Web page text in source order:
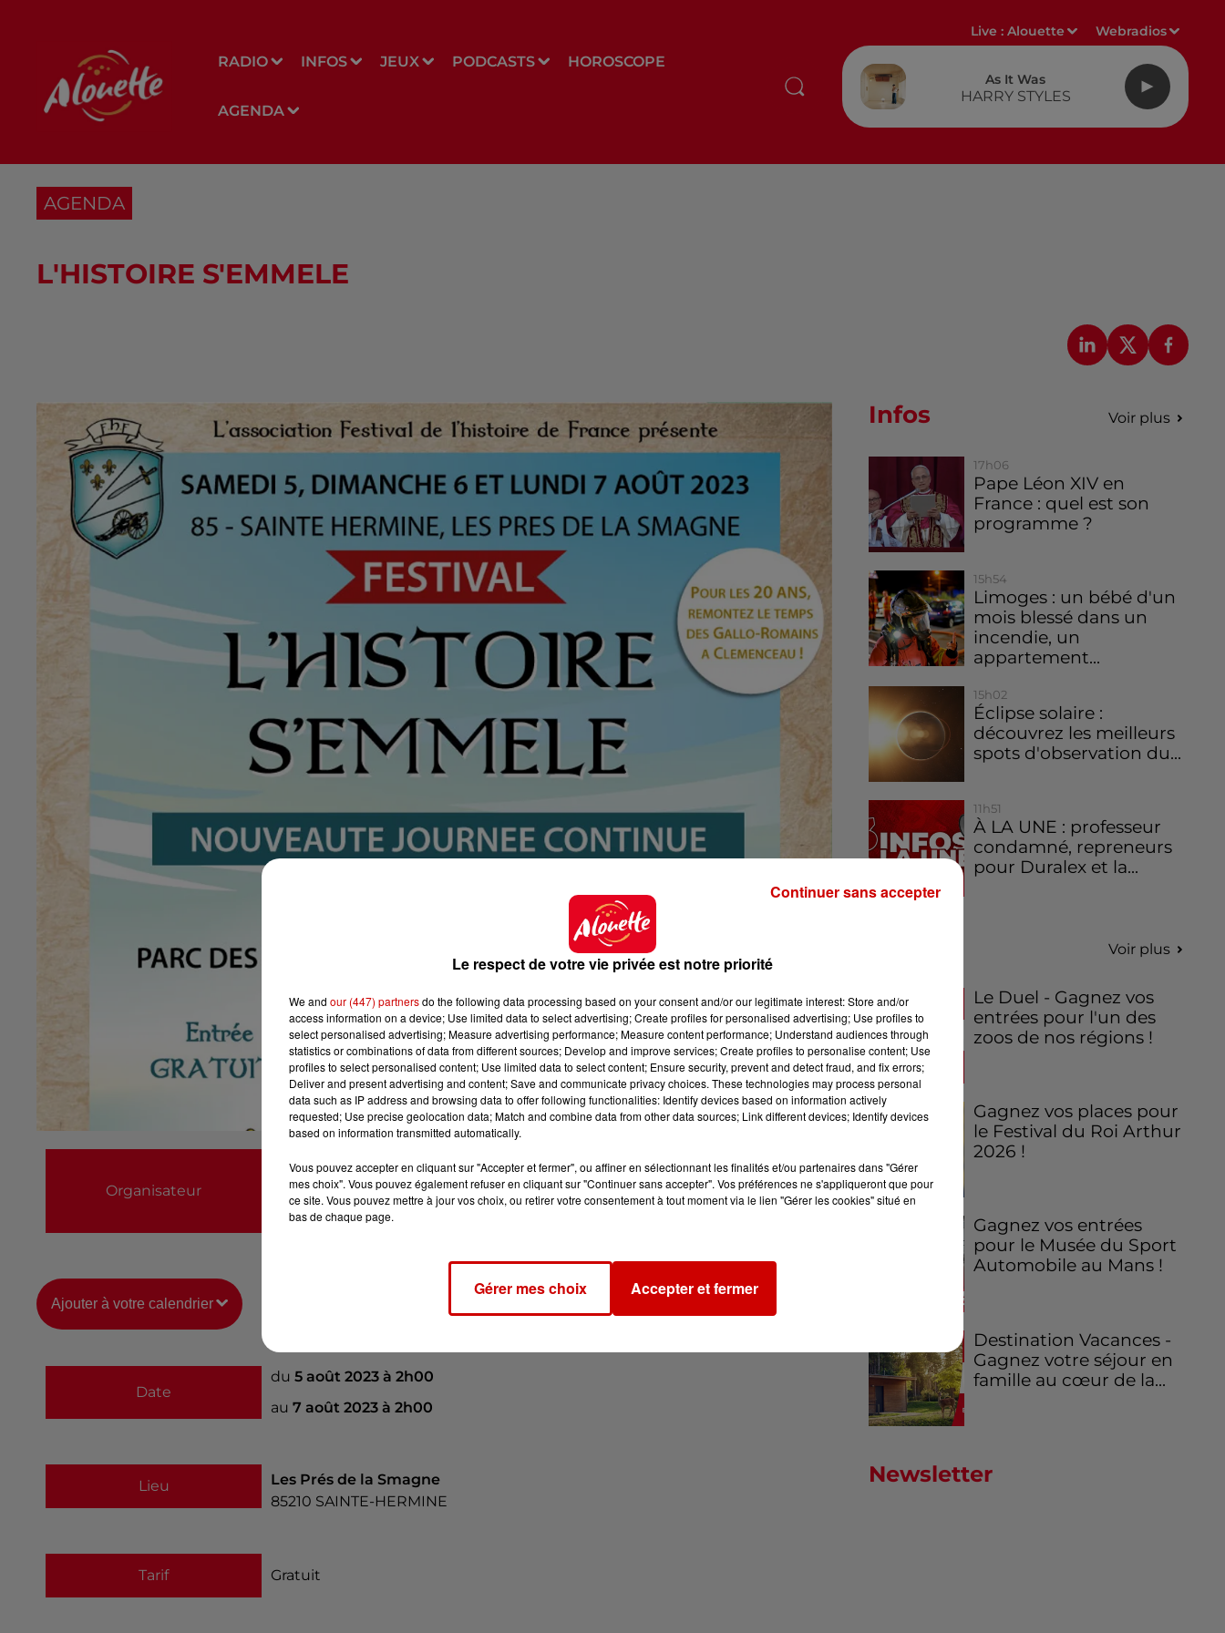
RADIO INFOS JEUX PODCASTS HOROSCOPE
AGENDA
Live :Alouette Webradios
As It Was
HARRY STYLES
AGENDA
L'HISTOIRE S'EMMELE
Organisateur
0685789384
festivalhistoiredefrance@gmail.com
Ajouter à votre calendrier
Date
du5 août 2023 à 2h00
au7 août 2023 à 2h00
Lieu
Les Prés de la Smagne
85210 SAINTE-HERMINE
Tarif Gratuit
Infos Voir plus
17h06
Pape Léon XIV en
France : quel est son
programme ?
15h54
Limoges : un bébé d'un
mois blessé dans un
incendie, un
appartement...
15h02
Éclipse solaire :
découvrez les meilleurs
spots d'observation du...
11h51
À LA UNE : professeur
condamné, repreneurs
pour Duralex et la...
Voir plus
Le Duel - Gagnez vos
entrées pour l'un des
zoos de nos régions !
Gagnez vos places pour
le Festival du Roi Arthur
2026 !
Gagnez vos entrées
pour le Musée du Sport
Automobile au Mans !
Destination Vacances -
Gagnez votre séjour en
famille au cœur de la...
Newsletter
Le respect de votre vie privée est notre priorité
We and our (447) partnersdo the following data processing based on your consent and/or our legitimate interest: Store and/or
access information on a device; Use limited data to select advertising; Create profiles for personalised advertising; Use profiles to
select personalised advertising; Measure advertising performance; Measure content performance; Understand audiences through
statistics or combinations of data from different sources; Develop and improve services; Create profiles to personalise content; Use
profiles to select personalised content; Use limited data to select content; Ensure security, prevent and detect fraud, and fix errors;
Deliver and present advertising and content; Save and communicate privacy choices. These technologies may process personal
data such as IP address and browsing data to offer following functionalities: Identify devices based on information actively
requested; Use precise geolocation data; Match and combine data from other data sources; Link different devices; Identify devices
based on information transmitted automatically.
Vous pouvez accepter en cliquant sur "Accepter et fermer", ou affiner en sélectionnant les finalités et/ou partenaires dans "Gérer
mes choix". Vous pouvez également refuser en cliquant sur "Continuer sans accepter". Vos préférences ne s'appliqueront que pour
ce site. Vous pouvez mettre à jour vos choix, ou retirer votre consentement à tout moment via le lien "Gérer les cookies" situé en
bas de chaque page.
Gérer mes choix Accepter et fermer
Continuer sans accepter